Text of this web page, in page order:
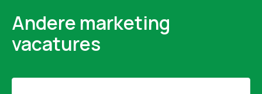
Andere marketing
vacatures